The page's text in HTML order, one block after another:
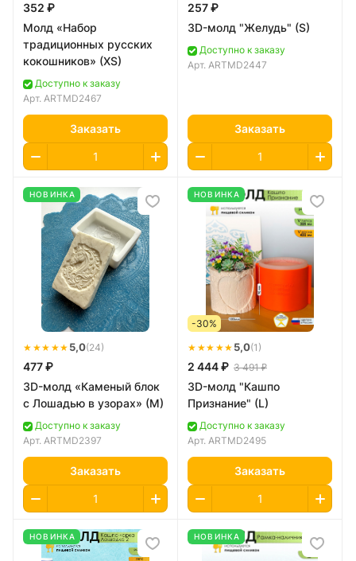
352 ₽
Молд «Набор
традиционных русских
кокошников» (XS)
Доступно к заказу
Арт. ARTMD2467
Заказать
257 ₽
3D-молд "Желудь" (S)
Доступно к заказу
Арт. ARTMD2447
Заказать
НОВИНКА
★★★★★ 5,0(24)
477 ₽
3D-молд «Каменый блок
с Лошадью в узорах» (M)
Доступно к заказу
Арт. ARTMD2397
Заказать
НОВИНКА
-30%
★★★★★ 5,0(1)
2 444 ₽ 3 491 ₽
3D-молд "Кашпо
Признание" (L)
Доступно к заказу
Арт. ARTMD2495
Заказать
НОВИНКА НОВИНКА